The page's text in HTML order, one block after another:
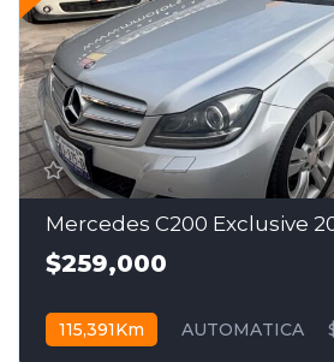
Mercedes C200 Exclusive
$259,000
115,391Km AUTOMATICA